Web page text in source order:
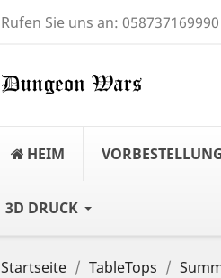
Rufen Sie uns an: 058737169990
HEIM
3D DRUCK
Startseite TableTops